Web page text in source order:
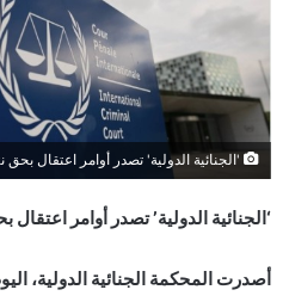
'الجنائية الدولية' تصدر أوامر اعتقال بحق
‘الجنائية الدولية’ تصدر أوامر اعتقال
أصدرت المحكمة الجنائية الدولية،